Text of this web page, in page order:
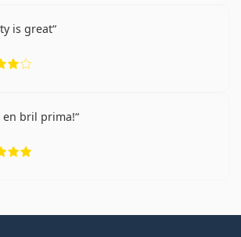
is great
en bril prima!